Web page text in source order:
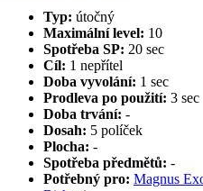
Typ: útočný
Maximální level: 10
Spotřeba SP: 20 sec
Cíl: 1 nepřítel
Doba vyvolání: 1 sec
Prodleva po použití: 3 sec
Doba trvání: -
Dosah: 5 políček
Plocha: -
Spotřeba předmětů: -
Potřebný pro: Magnus